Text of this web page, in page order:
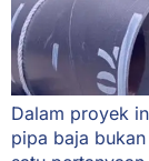
Dalam proyek
pipa baja